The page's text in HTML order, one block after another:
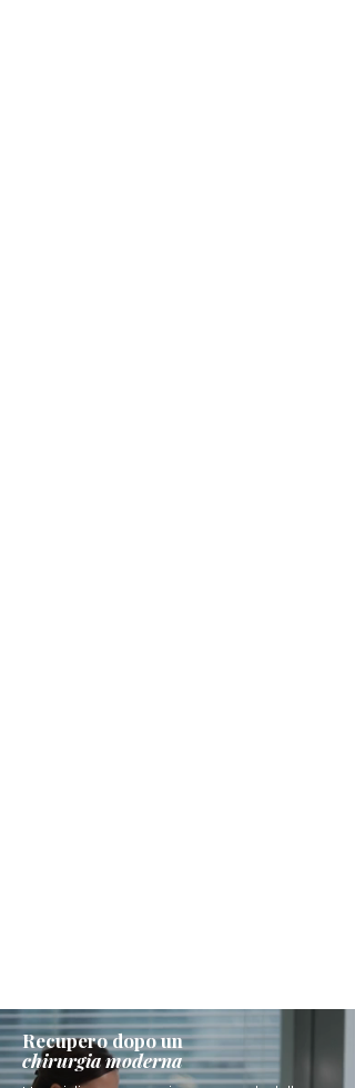
Recupero dopo un
chirurgia moderna